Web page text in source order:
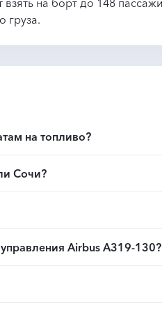
груза.
на топливо?
Сочи?
Airbus A319-130?